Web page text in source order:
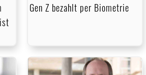
Gen Z bezahlt per Biometrie